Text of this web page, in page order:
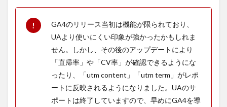
が蓄
積で
GA4のリリース当初は機能が限られており、
UAより使いにくい印象が強かったかもしれま
せん。しかし、その後のアップデートにより
「直帰率」や「CV率」が確認できるようにな
ったり、「utm content」「utm term」がレポ
ートに反映されるようになりました。UAのサ
ポートは終了していますので、早めにGA4を導